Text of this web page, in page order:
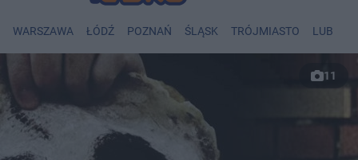
WARSZAWA ŁÓDŹ POZNAŃ ŚLĄSK TRÓJMIASTO LUBLIN
11